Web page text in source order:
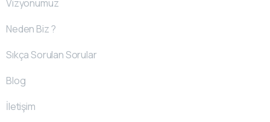
Vizyonumuz
Neden Biz ?
Sıkça Sorulan Sorular
Blog
İletişim